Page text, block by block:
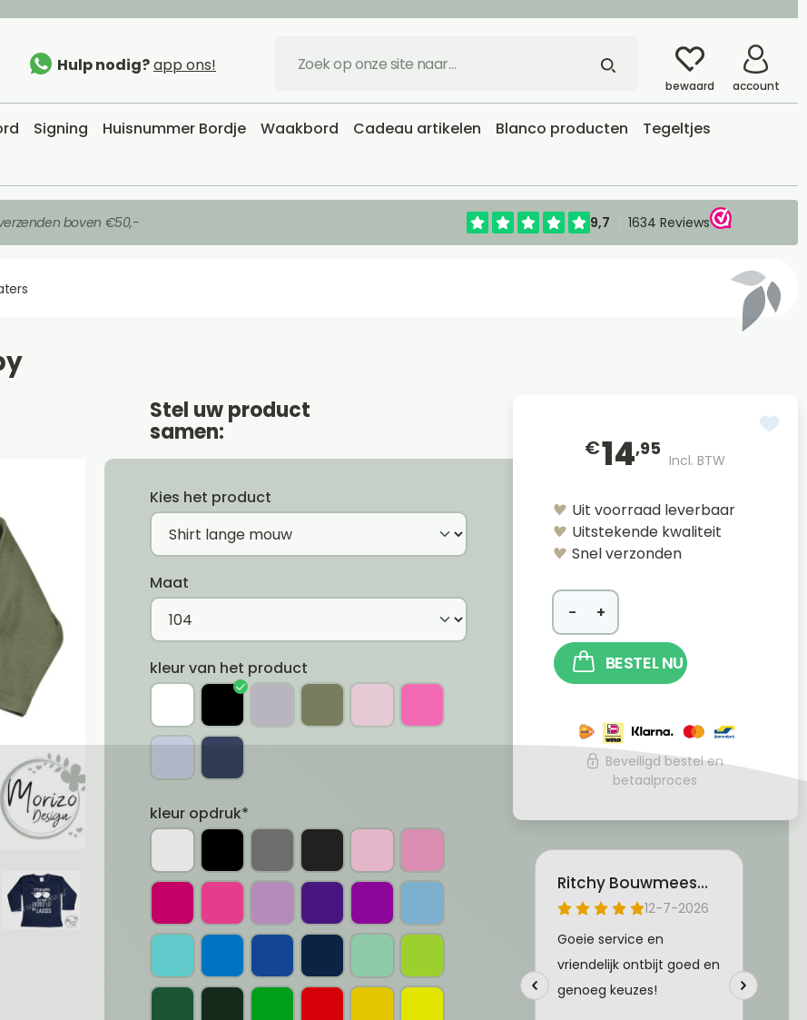
Hulp nodig?app ons!
bewaard account
Signing Huisnummer Bordje Waakbord Cadeau artikelen Blanco producten
Tegeltjes
boven €50,-
Stel uw product
samen:
Kies het product
Maat
kleur van het product
kleur opdruk*
€14,95
Incl. BTW
Uit voorraad leverbaar
Uitstekende kwaliteit
Snel verzonden
− +
BESTEL NU
Beveiligd bestel en
betaalproces